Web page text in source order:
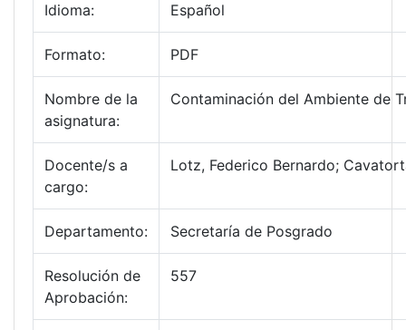
Idioma: Español
Formato: PDF
Nombre de la
asignatura:
Contaminación del Ambiente de
Docente/s a
cargo:
Lotz, Federico Bernardo;
Departamento: Secretaría de Posgrado
Resolución de
Aprobación:
557